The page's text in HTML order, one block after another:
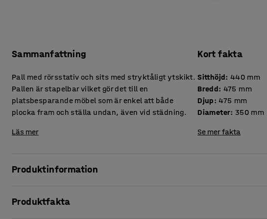
Sammanfattning
Pall med rörsstativ och sits med stryktåligt ytskikt.
Pallen är stapelbar vilket gör det till en
platsbesparande möbel som är enkel att både
plocka fram och ställa undan, även vid städning.
Läs mer
Kort fakta
Sitthöjd: 440 mm
Bredd: 475 mm
Djup: 475 mm
Diameter: 350 mm
Se mer fakta
Produktinformation
Plocka fram den när barnen behöver fler sittplatser runt bordet eller
Produktfakta